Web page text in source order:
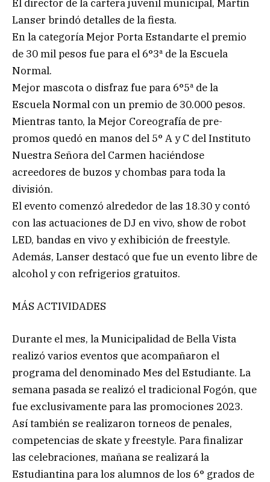
El director de la cartera juvenil municipal, Martín
Lanser brindó detalles de la fiesta.
En la categoría Mejor Porta Estandarte el premio
de 30 mil pesos fue para el 6°3ª de la Escuela
Normal.
Mejor mascota o disfraz fue para 6°5ª de la
Escuela Normal con un premio de 30.000 pesos.
Mientras tanto, la Mejor Coreografía de pre-
promos quedó en manos del 5° A y C del Instituto
Nuestra Señora del Carmen haciéndose
acreedores de buzos y chombas para toda la
división.
El evento comenzó alrededor de las 18.30 y contó
con las actuaciones de DJ en vivo, show de robot
LED, bandas en vivo y exhibición de freestyle.
Además, Lanser destacó que fue un evento libre de
alcohol y con refrigerios gratuitos.
MÁS ACTIVIDADES
Durante el mes, la Municipalidad de Bella Vista
realizó varios eventos que acompañaron el
programa del denominado Mes del Estudiante. La
semana pasada se realizó el tradicional Fogón, que
fue exclusivamente para las promociones 2023.
Así también se realizaron torneos de penales,
competencias de skate y freestyle. Para finalizar
las celebraciones, mañana se realizará la
Estudiantina para los alumnos de los 6° grados de